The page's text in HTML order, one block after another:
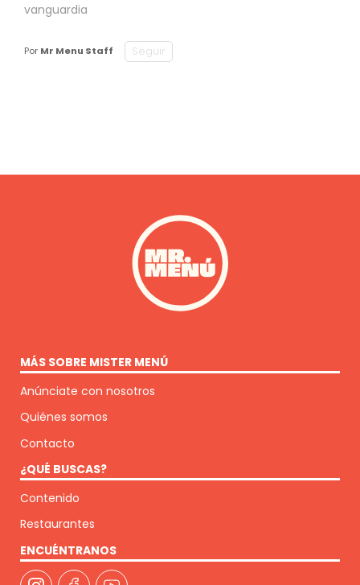
vanguardia
Por Mr Menu Staff Seguir
MÁS SOBRE MISTER MENÚ
Anúnciate con nosotros
Quiénes somos
Contacto
¿QUÉ BUSCAS?
Contenido
Restaurantes
ENCUÉNTRANOS